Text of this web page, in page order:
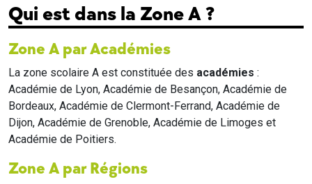
Qui est dans la Zone A ?
Zone A par Académies
La zone scolaire A est constituée des académies :
Académie de Lyon, Académie de Besançon, Académie de
Bordeaux, Académie de Clermont-Ferrand, Académie de
Dijon, Académie de Grenoble, Académie de Limoges et
Académie de Poitiers.
Zone A par Régions